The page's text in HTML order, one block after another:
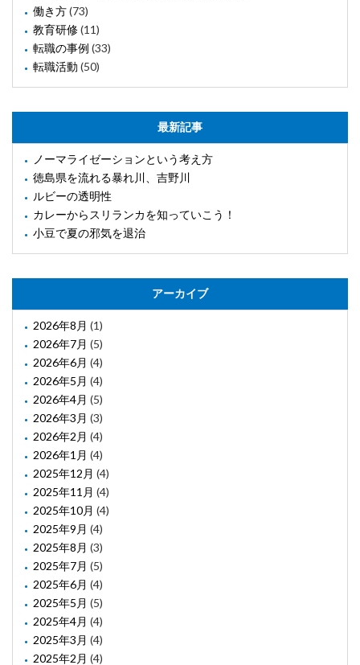
働き方(73)
教育研修(11)
転職の事例 (33)
転職活動 (50)
最新記事
ノーマライゼーションという考え方
徳島県を流れる暴れ川、吉野川
ルビーの透明性
カレーからスリランカを知っていこう！
小豆で夏の邪気を退治
アーカイブ
2026年8月 (1)
2026年7月 (5)
2026年6月 (4)
2026年5月 (4)
2026年4月 (5)
2026年3月 (3)
2026年2月 (4)
2026年1月 (4)
2025年12月 (4)
2025年11月 (4)
2025年10月 (4)
2025年9月 (4)
2025年8月 (3)
2025年7月 (5)
2025年6月 (4)
2025年5月 (5)
2025年4月 (4)
2025年3月 (4)
2025年2月 (4)